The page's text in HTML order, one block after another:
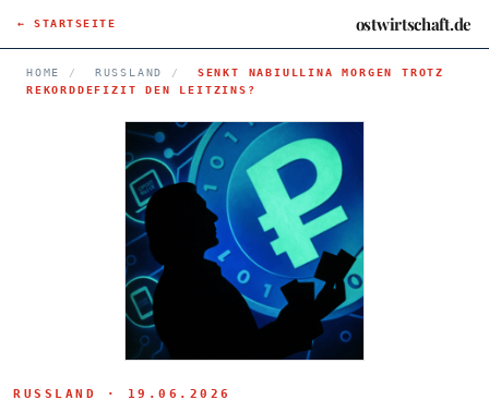
← STARTSEITE ostwirtschaft.de
HOME / RUSSLAND /
SENKT NABIULLINA MORGEN TROTZ
REKORDDEFIZIT DEN LEITZINS?
RUSSLAND · 19.06.2026